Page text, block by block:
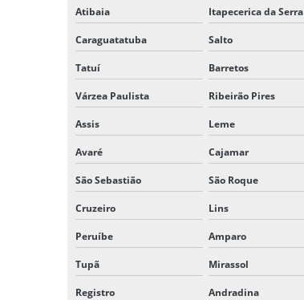
Atibaia Itapecerica da Serra
Caraguatatuba Salto
Tatuí Barretos
Várzea Paulista Ribeirão Pires
Assis Leme
Avaré Cajamar
São Sebastião São Roque
Cruzeiro Lins
Peruíbe Amparo
Tupã Mirassol
Registro Andradina